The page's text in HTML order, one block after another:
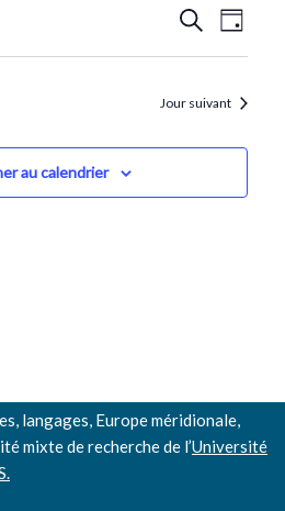
et
de
Recherche
de
vues
Jour
Jour suivant
au calendrier
langages, Europe méridionale,
mixte de recherche de l’Université